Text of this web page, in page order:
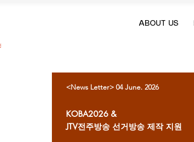
ABOUT US
<News Letter> 04 June. 2026
KOBA2026 &
JTV전주방송 선거방송 제작 지원​